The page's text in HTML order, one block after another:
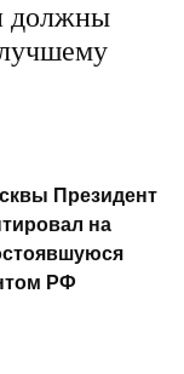
должны
Президент
на
РФ